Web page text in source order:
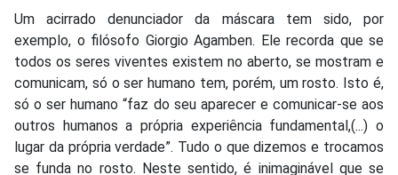
Um acirrado denunciador da máscara tem sido, por
exemplo, o filósofo Giorgio Agamben. Ele recorda que se
todos os seres viventes existem no aberto, se mostram e
comunicam, só o ser humano tem, porém, um rosto. Isto é,
só o ser humano “faz do seu aparecer e comunicar-se aos
outros humanos a própria experiência fundamental,(...) o
lugar da própria verdade”. Tudo o que dizemos e trocamos
se funda no rosto. Neste sentido, é inimaginável que se